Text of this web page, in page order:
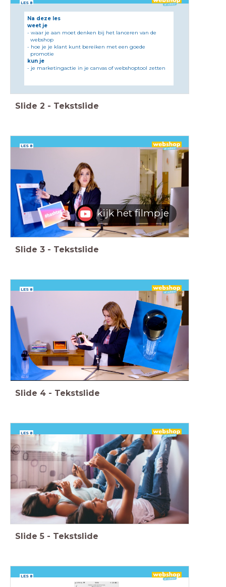
Na deze les
weet je
- waar je aan moet denken bij het lanceren van de
webshop
- hoe je je klant kunt bereiken met een goede
promotie
kun je
- je marketingactie in je canvas of webshoptool zetten
LES 8
Slide 2 - Tekstslide
LES 8
kijk het filmpje
Slide 3 - Tekstslide
LES 8
Slide 4 - Tekstslide
LES 8
Slide 5 - Tekstslide
LES 8